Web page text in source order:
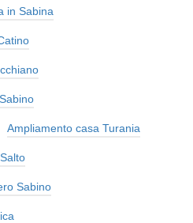
in Sabina
Ampliamento casa Turania
Sabino